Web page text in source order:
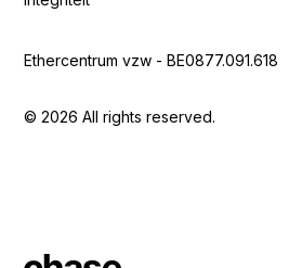
Ethercentrum vzw - BE0877.091.618
© 2026 All rights reserved.